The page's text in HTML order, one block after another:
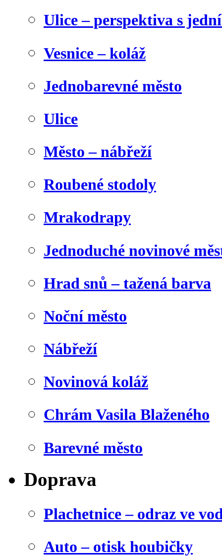
Ulice – perspektiva s
Vesnice – koláž
Jednobarevné město
Ulice
Město – nábřeží
Roubené stodoly
Mrakodrapy
Jednoduché novinové
Hrad snů – tažená barva
Noční město
Nábřeží
Novinová koláž
Chrám Vasila Blaženého
Barevné město
Doprava
Plachetnice – odraz ve
Auto – otisk houbičky